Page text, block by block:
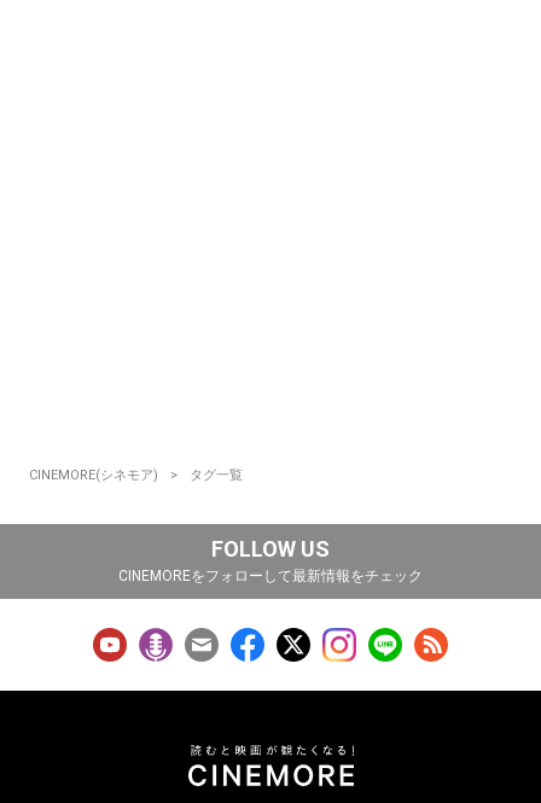
CINEMORE(シネモア) タグ一覧
FOLLOW US
CINEMOREをフォローして最新情報をチェック